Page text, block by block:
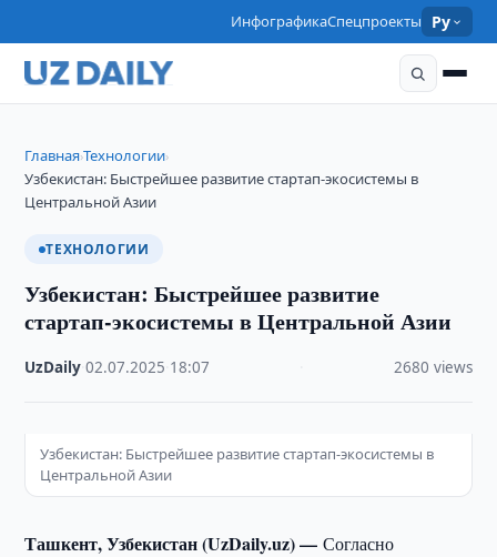
ИнфографикаСпецпроекты Ру
Главная›Технологии›
Узбекистан: Быстрейшее развитие стартап-экосистемы в
Центральной Азии
ТЕХНОЛОГИИ
Узбекистан: Быстрейшее развитие
стартап-экосистемы в Центральной Азии
UzDaily ·02.07.2025 18:07 2680 views
Узбекистан: Быстрейшее развитие стартап-экосистемы в
Центральной Азии
Ташкент, Узбекистан (UzDaily.uz) —Согласно